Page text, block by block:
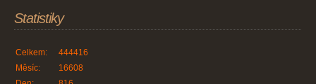
Statistiky
Celkem:
444416
Měsíc:
16608